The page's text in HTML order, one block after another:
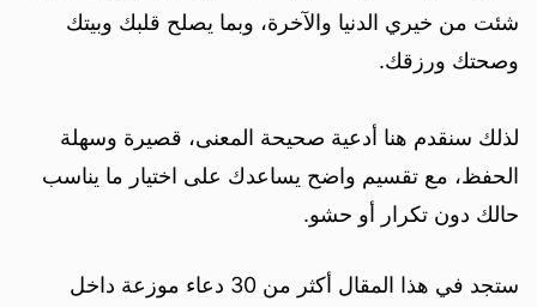
شئت من خيري الدنيا والآخرة، وبما يصلح قلبك وبيتك
وصحتك ورزقك.
لذلك سنقدم هنا أدعية صحيحة المعنى، قصيرة وسهلة
الحفظ، مع تقسيم واضح يساعدك على اختيار ما يناسب
حالك دون تكرار أو حشو.
ستجد في هذا المقال أكثر من 30 دعاء موزعة داخل